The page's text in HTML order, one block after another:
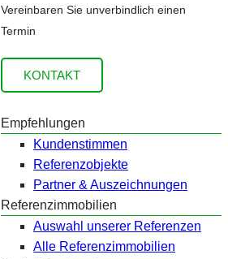
Vereinbaren Sie unverbindlich einen
Termin
KONTAKT
Empfehlungen
Kundenstimmen
Referenzobjekte
Partner & Auszeichnungen
Referenzimmobilien
Auswahl unserer Referenzen
Alle Referenzimmobilien